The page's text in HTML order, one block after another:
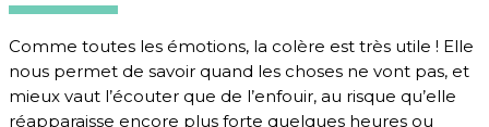
Comme toutes les émotions, la colère est très utile ! Elle
nous permet de savoir quand les choses ne vont pas, et
mieux vaut l’écouter que de l’enfouir, au risque qu’elle
réapparaisse encore plus forte quelques heures ou